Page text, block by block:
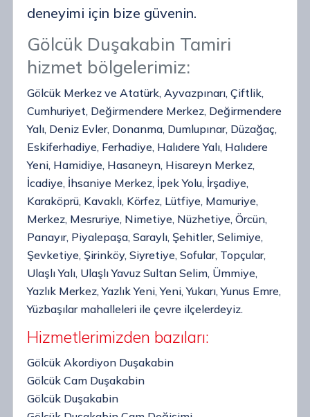
deneyimi için bize güvenin.
Gölcük Duşakabin Tamiri
hizmet bölgelerimiz:
Gölcük Merkez ve Atatürk, Ayvazpınarı, Çiftlik,
Cumhuriyet, Değirmendere Merkez, Değirmendere
Yalı, Deniz Evler, Donanma, Dumlupınar, Düzağaç,
Eskiferhadiye, Ferhadiye, Halıdere Yalı, Halıdere
Yeni, Hamidiye, Hasaneyn, Hisareyn Merkez,
İcadiye, İhsaniye Merkez, İpek Yolu, İrşadiye,
Karaköprü, Kavaklı, Körfez, Lütfiye, Mamuriye,
Merkez, Mesruriye, Nimetiye, Nüzhetiye, Örcün,
Panayır, Piyalepaşa, Saraylı, Şehitler, Selimiye,
Şevketiye, Şirinköy, Siyretiye, Sofular, Topçular,
Ulaşlı Yalı, Ulaşlı Yavuz Sultan Selim, Ümmiye,
Yazlık Merkez, Yazlık Yeni, Yeni, Yukarı, Yunus Emre,
Yüzbaşılar mahalleleri ile çevre ilçelerdeyiz.
Hizmetlerimizden bazıları:
Gölcük Akordiyon Duşakabin
Gölcük Cam Duşakabin
Gölcük Duşakabin